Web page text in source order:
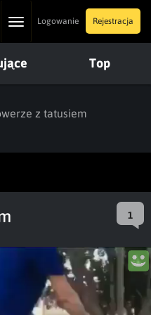
ToggleLogowanie Rejestracja
Top
z tatusiem
1